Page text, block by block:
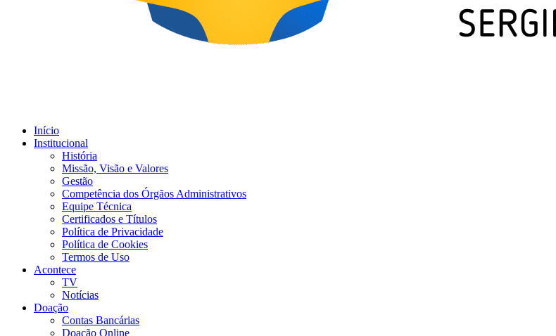
Início
Institucional
História
Missão, Visão e Valores
Gestão
Competência dos Órgãos Administrativos
Equipe Técnica
Certificados e Títulos
Política de Privacidade
Política de Cookies
Termos de Uso
Acontece
TV
Notícias
Doação
Contas Bancárias
Doação Online